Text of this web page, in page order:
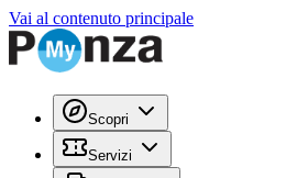
Vai al contenuto principale
Scopri
Servizi